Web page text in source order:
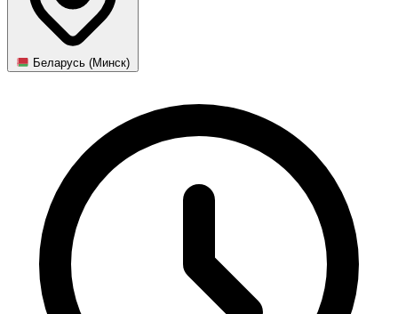
Беларусь (Минск)